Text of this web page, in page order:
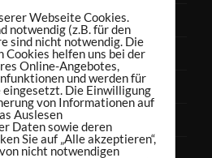
Webseite Cookies.
notwendig (z.B. für den
sind nicht notwendig. Die
Cookies helfen uns bei der
Online-Angebotes,
und werden für
Die Einwilligung
von Informationen auf
Auslesen
Daten sowie deren
Sie auf „Alle akzeptieren“,
nicht notwendigen